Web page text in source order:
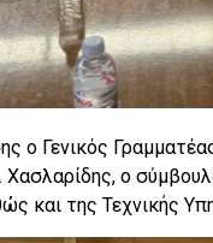
ο Γενικός
Χασλαρίδης, ο
και της Τεχνικής